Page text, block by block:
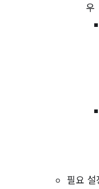
우
필요 설